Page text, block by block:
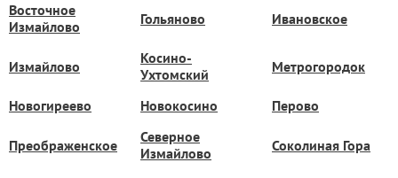
Восточное
Измайлово
Гольяново Ивановское
Измайлово
Косино-
Ухтомский
Метрогородок
Новогиреево Новокосино Перово
Преображенское
Северное
Измайлово
Соколиная Гора